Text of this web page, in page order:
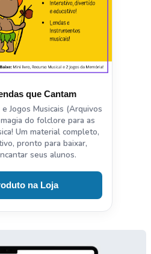
que Cantam
Jogos Musicais (Arquivos
do folclore para as
Um material completo,
pronto para baixar,
seus alunos.
na Loja